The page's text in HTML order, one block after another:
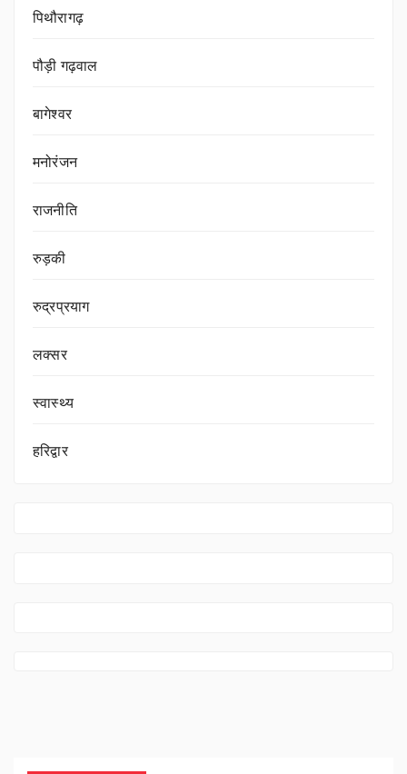
पिथौरागढ़
पौड़ी गढ़वाल
बागेश्वर
मनोरंजन
राजनीति
रुड़की
रुद्रप्रयाग
लक्सर
स्वास्थ्य
हरिद्वार